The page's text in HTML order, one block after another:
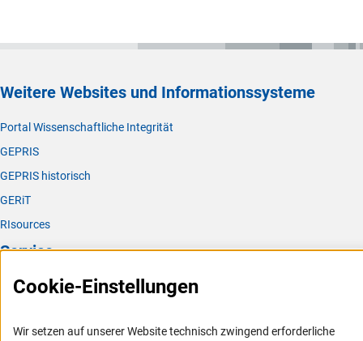
Weitere Websites und Informationssysteme
Portal Wissenschaftliche Integrität
GEPRIS
GEPRIS historisch
GERiT
RIsources
Service
Presse
Karriere
Cookie-Einstellungen
Wir setzen auf unserer Website technisch zwingend erforderliche